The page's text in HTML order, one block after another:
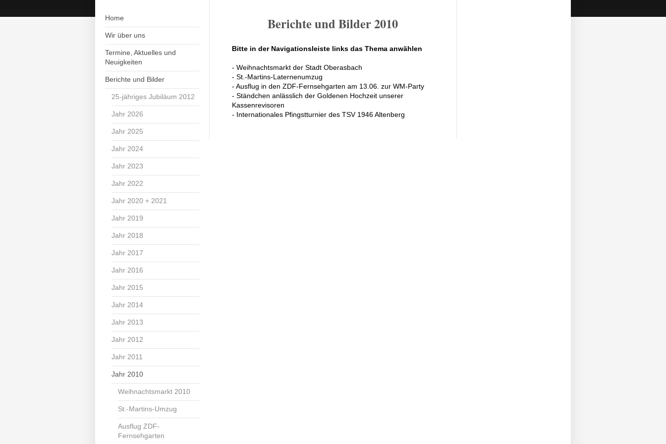
Home
Wir über uns
Termine, Aktuelles und
Neuigkeiten
Berichte und Bilder
25-jähriges Jubiläum 2012
Jahr 2026
Jahr 2025
Jahr 2024
Jahr 2023
Jahr 2022
Jahr 2020 + 2021
Jahr 2019
Jahr 2018
Jahr 2017
Jahr 2016
Jahr 2015
Jahr 2014
Jahr 2013
Jahr 2012
Jahr 2011
Jahr 2010
Weihnachtsmarkt 2010
St.-Martins-Umzug
Ausflug ZDF-
Fernsehgarten
Berichte und Bilder 2010
Bitte in der Navigationsleiste links das Thema anwählen
- Weihnachtsmarkt der Stadt Oberasbach
- St.-Martins-Laternenumzug
- Ausflug in den ZDF-Fernsehgarten am 13.06. zur WM-Party
- Ständchen anlässlich der Goldenen Hochzeit unserer
Kassenrevisoren
- Internationales Pfingstturnier des TSV 1946 Altenberg